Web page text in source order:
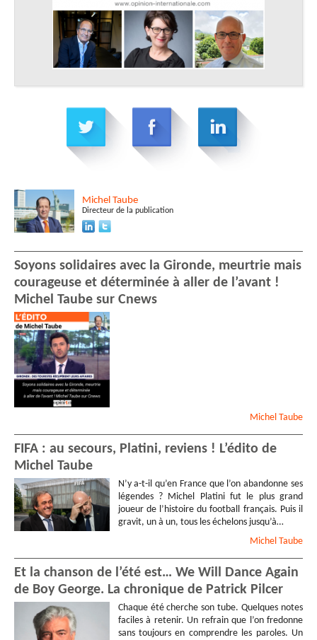
Michel Taube
Directeur de la publication
Soyons solidaires avec la Gironde, meurtrie mais
courageuse et déterminée à aller de l’avant !
Michel Taube sur Cnews
Michel Taube
FIFA : au secours, Platini, reviens ! L’édito de
Michel Taube
N’y a-t-il qu’en France que l’on abandonne ses
légendes ? Michel Platini fut le plus grand
joueur de l’histoire du football français. Puis il
gravit, un à un, tous les échelons jusqu’à…
Michel Taube
Et la chanson de l’été est… We Will Dance Again
de Boy George. La chronique de Patrick Pilcer
Chaque été cherche son tube. Quelques notes
faciles à retenir. Un refrain que l’on fredonne
sans toujours en comprendre les paroles. Un